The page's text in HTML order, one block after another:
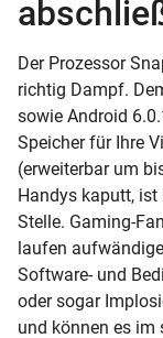
Der Prozessor
richtig Dampf.
sowie Android
Speicher für Ihre
(erweiterbar um
Handys kaputt, ist
Stelle. Gaming-
laufen
Software- und
oder sogar
und können es